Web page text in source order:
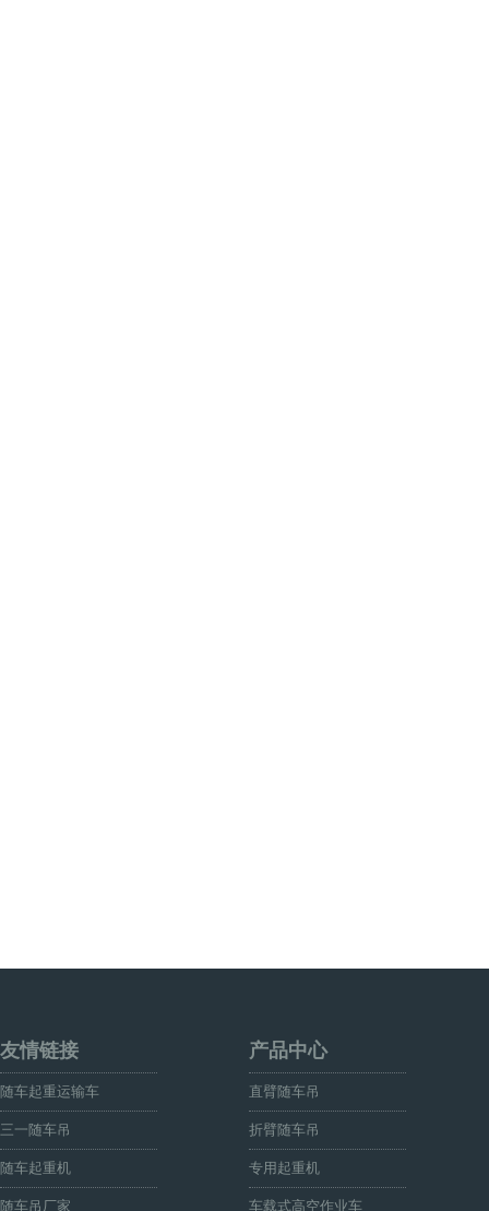
友情链接
随车起重运输车
三一随车吊
随车起重机
随车吊厂家
产品中心
直臂随车吊
折臂随车吊
专用起重机
车载式高空作业车